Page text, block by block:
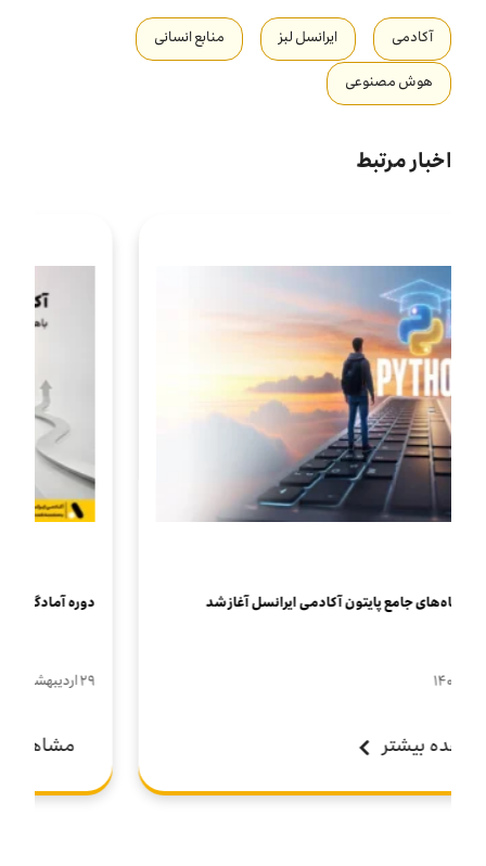
آکادمی ایرانسل لبز منابع انسانی
هوش مصنوعی
اخبار مرتبط
دوره آمادگی آزمون تیزهوشان آکادمی ایرانسل آغاز شد
مشاهده بیشتر